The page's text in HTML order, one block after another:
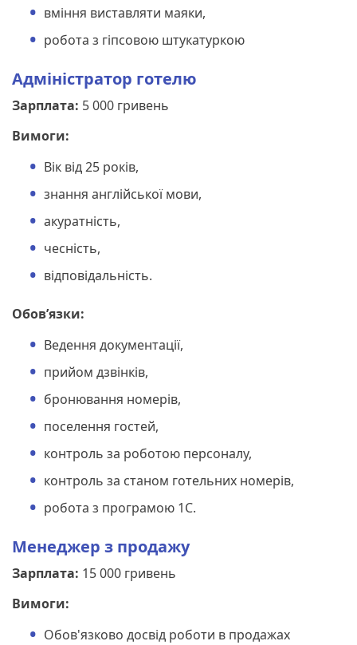
вміння виставляти маяки,
робота з гіпсовою штукатуркою
Адміністратор готелю
Зарплата: 5 000 гривень
Вимоги:
Вік від 25 років,
знання англійської мови,
акуратність,
чесність,
відповідальність.
Обов’язки:
Ведення документації,
прийом дзвінків,
бронювання номерів,
поселення гостей,
контроль за роботою персоналу,
контроль за станом готельних номерів,
робота з програмою 1С.
Менеджер з продажу
Зарплата: 15 000 гривень
Вимоги:
Обов'язково досвід роботи в продажах